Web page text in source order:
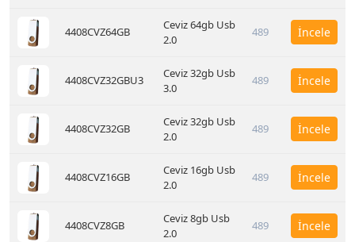
4408CVZ64GB
Ceviz 64gb Usb
2.0
489 İncele
4408CVZ32GBU3
Ceviz 32gb Usb
3.0
489 İncele
4408CVZ32GB
Ceviz 32gb Usb
2.0
489 İncele
4408CVZ16GB
Ceviz 16gb Usb
2.0
489 İncele
4408CVZ8GB
Ceviz 8gb Usb
2.0
489 İncele